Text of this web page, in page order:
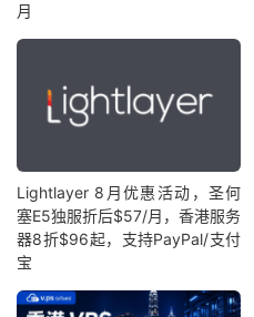
月
Lightlayer 8月优惠活动，圣何
塞E5独服折后$57/月，香港服务
器8折$96起，支持PayPal/支付
宝